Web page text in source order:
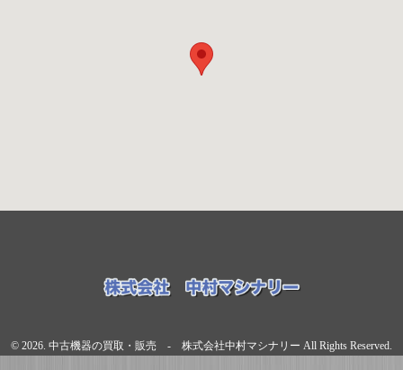
© 2026. 中古機器の買取・販売 - 株式会社中村マシナリー All Rights Reserved.